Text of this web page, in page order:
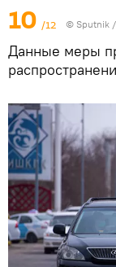
10 /12 © Sputnik
Данные меры